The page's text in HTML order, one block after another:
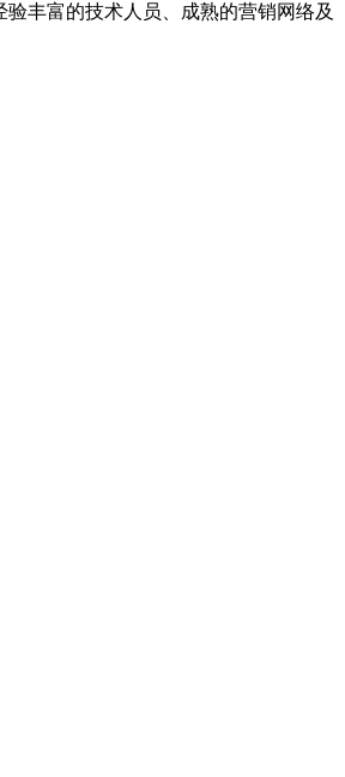
丰富的技术人员、成熟的营销网络及